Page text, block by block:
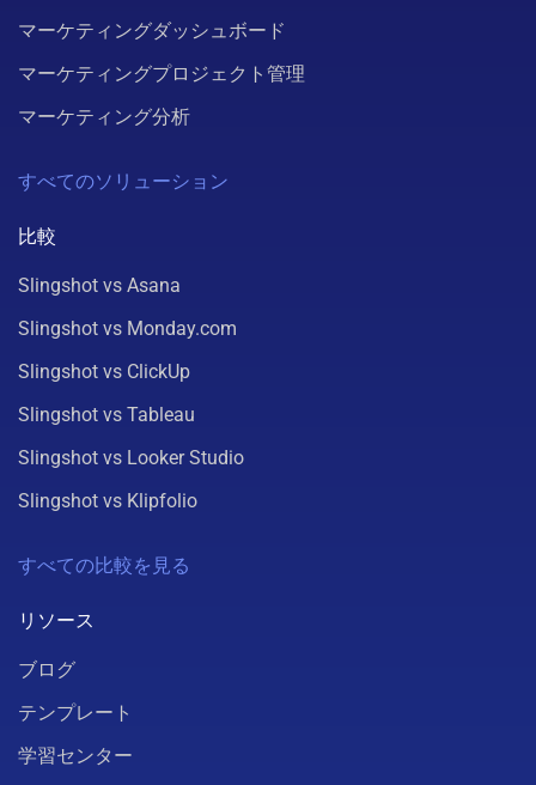
マーケティングダッシュボード
マーケティングプロジェクト管理
マーケティング分析
すべてのソリューション
比較
Slingshot vs Asana
Slingshot vs Monday.com
Slingshot vs ClickUp
Slingshot vs Tableau
Slingshot vs Looker Studio
Slingshot vs Klipfolio
すべての比較を見る
リソース
ブログ
テンプレート
学習センター